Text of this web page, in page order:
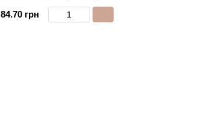
Toasted Pumpkin Spice )
84.70 грн